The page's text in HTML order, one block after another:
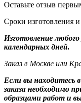
Оставьте отзыв
Сроки изготовления и
Изготовление
календарных дней.
Заказ в Москве или
Если вы находитесь
заказа необходимо
образцами работ и